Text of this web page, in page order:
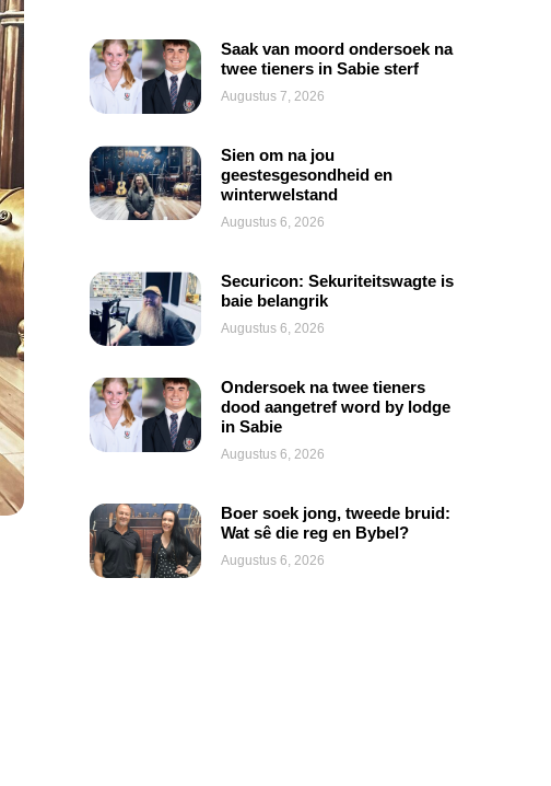
Saak van moord ondersoek na
twee tieners in Sabie sterf
Augustus 7, 2026
Sien om na jou
geestesgesondheid en
winterwelstand
Augustus 6, 2026
Securicon: Sekuriteitswagte is
baie belangrik
Augustus 6, 2026
Ondersoek na twee tieners
dood aangetref word by lodge
in Sabie
Augustus 6, 2026
Boer soek jong, tweede bruid:
Wat sê die reg en Bybel?
Augustus 6, 2026